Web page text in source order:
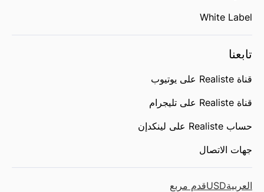
White Label
تابعنا
قناة Realiste على يوتيوب
قناة Realiste على تليجرام
حساب Realiste على لينكدإن
جهات الاتصال
العربيةUSDقدم مربع